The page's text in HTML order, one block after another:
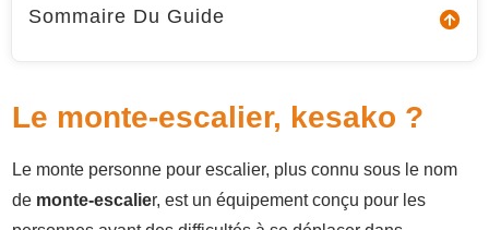
Sommaire Du Guide
Le monte-escalier, kesako ?
Le monte personne pour escalier, plus connu sous le nom
de monte-escalier, est un équipement conçu pour les